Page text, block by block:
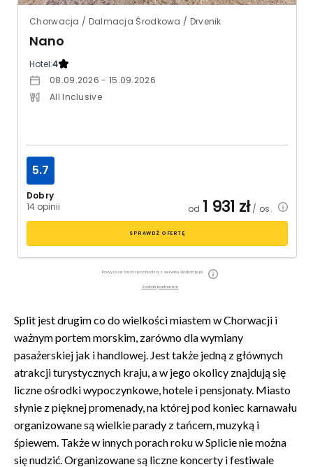
Chorwacja / Dalmacja Środkowa / Drvenik
Nano
Hotel:4
08.09.2026 - 15.09.2026
All Inclusive
Dobry
14 opinii
5.7
od 1 931 zł/ os.
SPRAWDŹ OFERTĘ
Powyższe treści pochodzą z serwisu Wakacje.pl
Zostań partnerem
Split jest drugim co do wielkości miastem w Chorwacji i
ważnym portem morskim, zarówno dla wymiany
pasażerskiej jak i handlowej. Jest także jedną z głównych
atrakcji turystycznych kraju, a w jego okolicy znajdują się
liczne ośrodki wypoczynkowe, hotele i pensjonaty. Miasto
słynie z pięknej promenady, na której pod koniec karnawału
organizowane są wielkie parady z tańcem, muzyką i
śpiewem. Także w innych porach roku w Splicie nie można
się nudzić. Organizowane są liczne koncerty i festiwale